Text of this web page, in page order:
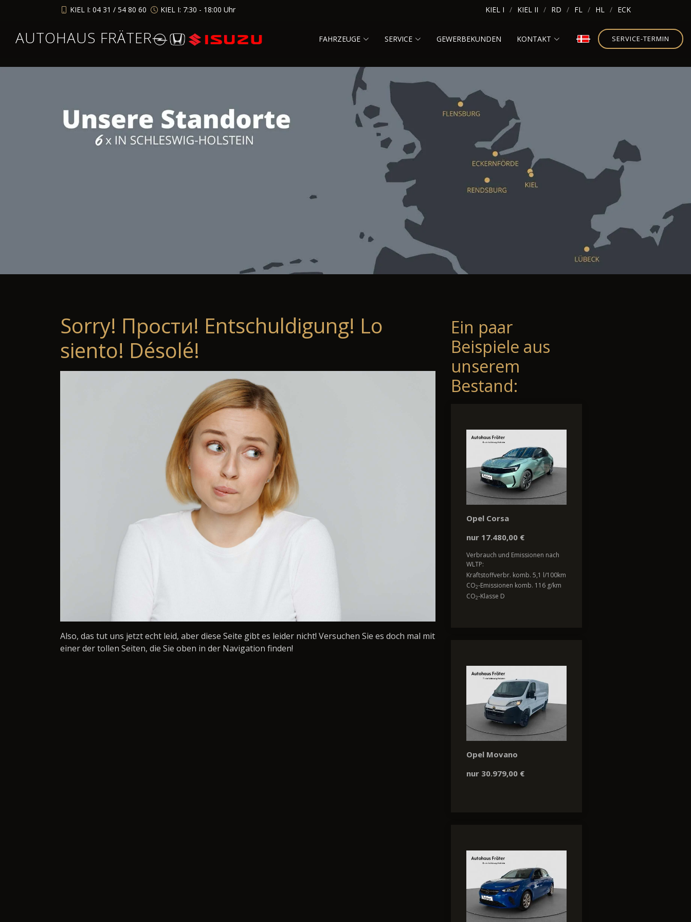
KIEL I: 04 31 / 54 80 60 KIEL I: 7:30 - 18:00 Uhr KIEL I KIEL II RD FL HL ECK
AUTOHAUS FRÄTER FAHRZEUGE SERVICE GEWERBEKUNDEN KONTAKT SERVICE-TERMIN
Sorry! Прости! Entschuldigung! Lo
siento! Désolé!
Also, das tut uns jetzt echt leid, aber diese Seite gibt es leider nicht! Versuchen Sie es doch mal mit
einer der tollen Seiten, die Sie oben in der Navigation finden!
Ein paar
Beispiele aus
unserem
Bestand:
Opel Corsa
nur 17.480,00 €
Verbrauch und Emissionen nach
WLTP:
Kraftstoffverbr. komb. 5,1 l/100km
CO2-Emissionen komb. 116 g/km
CO2-Klasse D
Opel Movano
nur 30.979,00 €